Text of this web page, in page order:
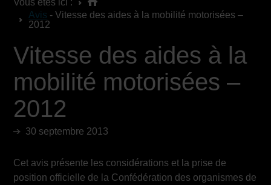
Vous êtes ici :
Avis - Vitesse des aides à la mobilité motorisées –
2012
Vitesse des aides à la
mobilité motorisées –
2012
30 septembre 2013
Cet avis présente les considérations et la prise de
position officielle de la Confédération des organismes de